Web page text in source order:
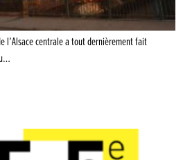
l’Alsace centrale a tout dernièrement fait